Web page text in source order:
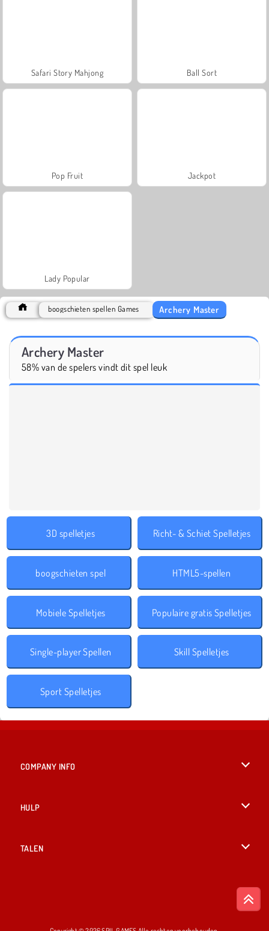
Safari Story Mahjong Ball Sort
Pop Fruit Jackpot
Lady Popular
boogschieten spellen Games Archery Master
Archery Master
58% van de spelers vindt dit spel leuk
3D spelletjes Richt- & Schiet Spelletjes
boogschieten spel HTML5-spellen
Mobiele Spelletjes Populaire gratis Spelletjes
Single-player Spellen Skill Spelletjes
Sport Spelletjes
COMPANY INFO
HULP
TALEN